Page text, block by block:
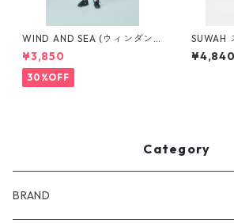
WIND AND SEA (ウィンダン
シー)SMOOTHY x WDS 70%
Child S/S Tee (H_GRAY)
¥3,850
30%OFF
SUWAH スワー
cen
¥4,840
Category
BRAND